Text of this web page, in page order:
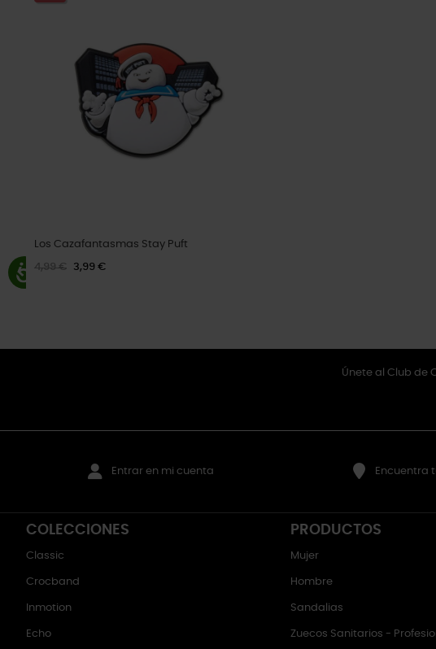
Los Cazafantasmas Stay Puft
4,99 € 3,99 €
Únete al Club de
Entrar en mi cuenta Encuentra
COLECCIONES
Classic
Crocband
Inmotion
Echo
PRODUCTOS
Mujer
Hombre
Sandalias
Zuecos Sanitarios -